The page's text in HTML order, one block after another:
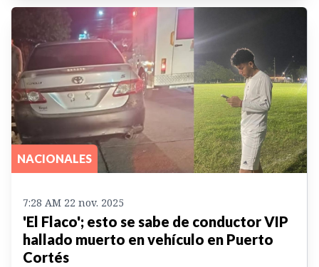
NACIONALES
7:28 AM 22 nov. 2025
'El Flaco'; esto se sabe de conductor VIP
hallado muerto en vehículo en Puerto
Cortés